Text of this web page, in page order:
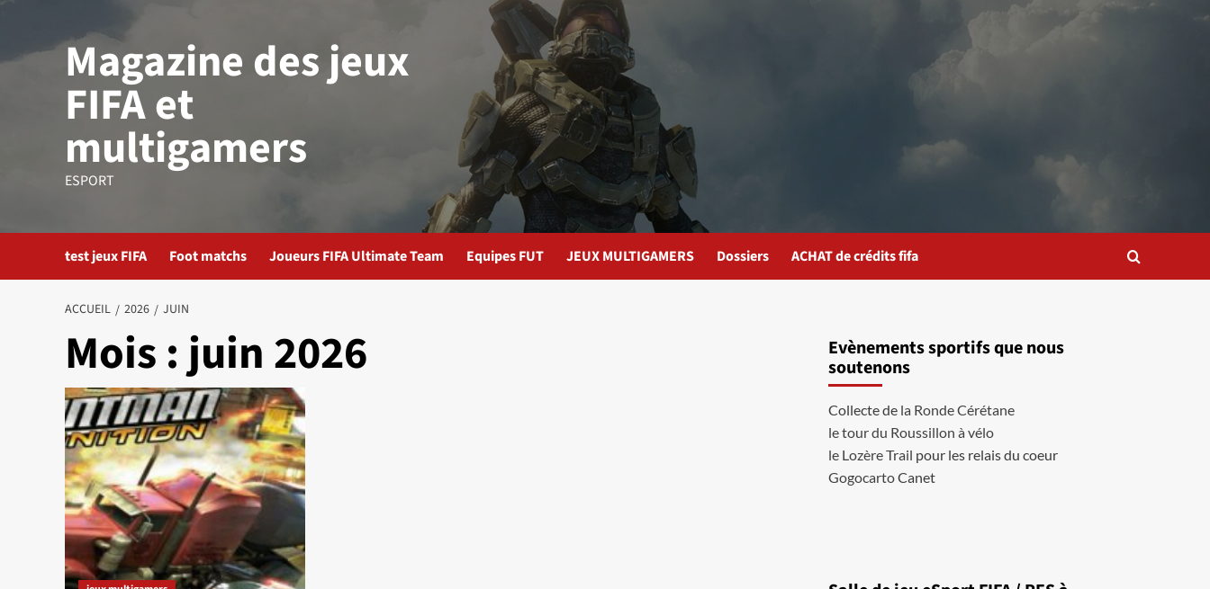
contenu
Magazine des jeux
FIFA et
multigamers
ESPORT
test jeux FIFA Foot matchs Joueurs FIFA Ultimate Team Equipes FUT JEUX MULTIGAMERS Dossiers ACHAT de crédits fifa
ACCUEIL 2026 JUIN
Mois :juin 2026 Evènements sportifs que nous
soutenons
Collecte de la Ronde Cérétane
le tour du Roussillon à vélo
le Lozère Trail pour les relais du coeur
GogocartoCanet